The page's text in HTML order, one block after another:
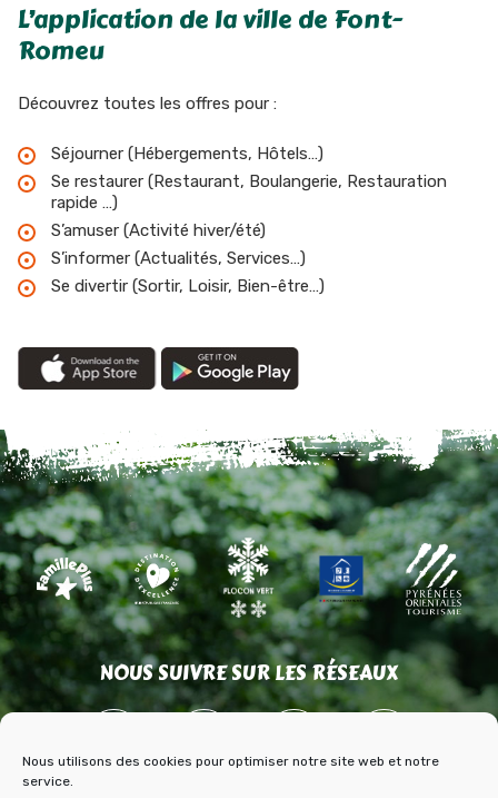
Nous utilisons des cookies pour optimiser notre site web et notre
service.
L’application de la ville de Font-
Romeu
Découvrez toutes les offres pour :
Séjourner (Hébergements, Hôtels…)
Se restaurer (Restaurant, Boulangerie, Restauration
rapide …)
S’amuser (Activité hiver/été)
S’informer (Actualités, Services…)
Se divertir (Sortir, Loisir, Bien-être…)
NOUS SUIVRE SUR LES RÉSEAUX